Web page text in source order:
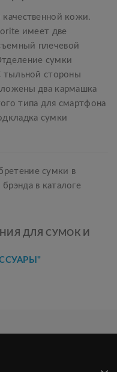
качественной кожи.
имеет две
плечевой
сумки
тыльной стороны
два кармашка
типа для смартфона
сумки
сумки в
в каталоге
ДЛЯ СУМОК И